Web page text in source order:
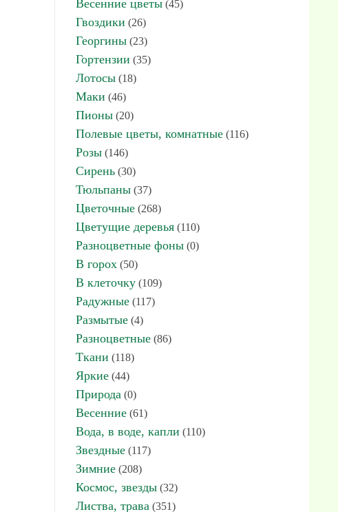
Весенние цветы (45)
Гвоздики (26)
Георгины (23)
Гортензии (35)
Лотосы (18)
Маки (46)
Пионы (20)
Полевые цветы, комнатные (116)
Розы (146)
Сирень (30)
Тюльпаны (37)
Цветочные (268)
Цветущие деревья (110)
Разноцветные фоны (0)
В горох (50)
В клеточку (109)
Радужные (117)
Размытые (4)
Разноцветные (86)
Ткани (118)
Яркие (44)
Природа (0)
Весенние (61)
Вода, в воде, капли (110)
Звездные (117)
Зимние (208)
Космос, звезды (32)
Листва, трава (351)